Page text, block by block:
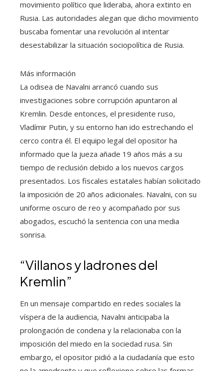
movimiento político que lideraba, ahora extinto en
Rusia. Las autoridades alegan que dicho movimiento
buscaba fomentar una revolución al intentar
desestabilizar la situación sociopolítica de Rusia.
Más información
La odisea de Navalni arrancó cuando sus
investigaciones sobre corrupción apuntaron al
Kremlin. Desde entonces, el presidente ruso,
Vladímir Putin, y su entorno han ido estrechando el
cerco contra él. El equipo legal del opositor ha
informado que la jueza añade 19 años más a su
tiempo de reclusión debido a los nuevos cargos
presentados. Los fiscales estatales habían solicitado
la imposición de 20 años adicionales. Navalni, con su
uniforme oscuro de reo y acompañado por sus
abogados, escuchó la sentencia con una media
sonrisa.
“Villanos y ladrones del
Kremlin”
En un mensaje compartido en redes sociales la
víspera de la audiencia, Navalni anticipaba la
prolongación de condena y la relacionaba con la
imposición del miedo en la sociedad rusa. Sin
embargo, el opositor pidió a la ciudadanía que esto